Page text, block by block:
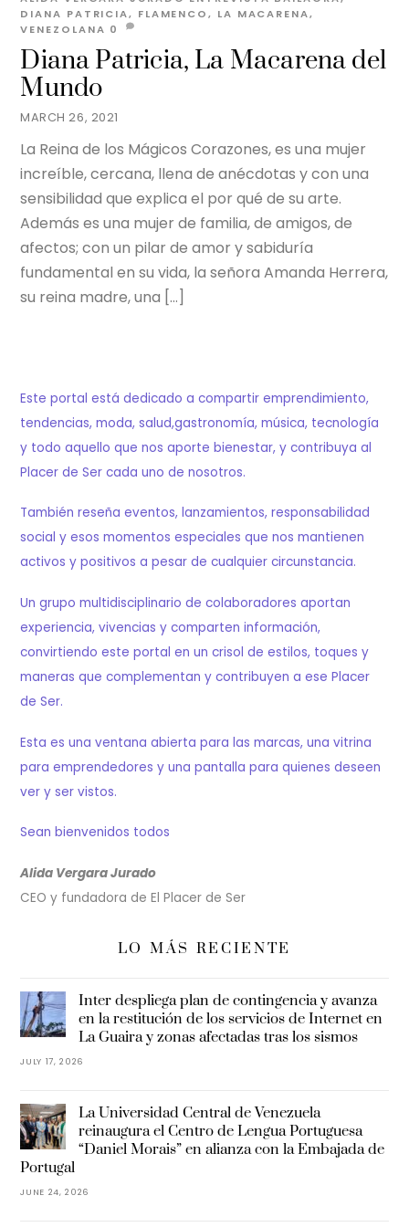
MARCH 26, 2021
Diana Patricia, La Macarena del
Mundo
DIANA PATRICIA, FLAMENCO, LA MACARENA,
VENEZOLANA 0
La Reina de los Mágicos Corazones, es una mujer
increíble, cercana, llena de anécdotas y con una
sensibilidad que explica el por qué de su arte.
Además es una mujer de familia, de amigos, de
afectos; con un pilar de amor y sabiduría
fundamental en su vida, la señora Amanda Herrera,
su reina madre, una […]
Este portal está dedicado a compartir emprendimiento,
tendencias, moda, salud,gastronomía, música, tecnología
y todo aquello que nos aporte bienestar, y contribuya al
Placer de Ser cada uno de nosotros.
También reseña eventos, lanzamientos, responsabilidad
social y esos momentos especiales que nos mantienen
activos y positivos a pesar de cualquier circunstancia.
Un grupo multidisciplinario de colaboradores aportan
experiencia, vivencias y comparten información,
convirtiendo este portal en un crisol de estilos, toques y
maneras que complementan y contribuyen a ese Placer
de Ser.
Esta es una ventana abierta para las marcas, una vitrina
para emprendedores y una pantalla para quienes deseen
ver y ser vistos.
Sean bienvenidos todos
Alida Vergara Jurado
CEO y fundadora de El Placer de Ser
LO MÁS RECIENTE
Inter despliega plan de contingencia y avanza
en la restitución de los servicios de Internet en
La Guaira y zonas afectadas tras los sismos
JULY 17, 2026
La Universidad Central de Venezuela
reinaugura el Centro de Lengua Portuguesa
“Daniel Morais” en alianza con la Embajada de
Portugal
JUNE 24, 2026